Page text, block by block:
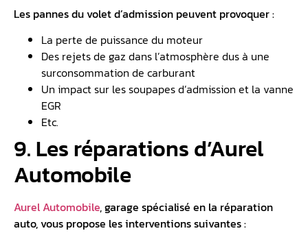
Les pannes du volet d’admission peuvent provoquer :
La perte de puissance du moteur
Des rejets de gaz dans l’atmosphère dus à une
surconsommation de carburant
Un impact sur les soupapes d’admission et la vanne
EGR
Etc.
9. Les réparations d’Aurel
Automobile
Aurel Automobile, garage spécialisé en la réparation
auto, vous propose les interventions suivantes :